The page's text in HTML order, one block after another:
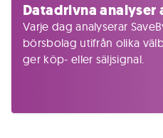
Datadrivna analyser
Varje dag analyserar
börsbolag utifrån olika
ger köp- eller säljsignal.